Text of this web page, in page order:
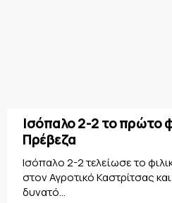
Ισόπαλο 2-2 το πρώτο
Πρέβεζα
Ισόπαλο 2-2 τελείωσε το
στον Αγροτικό Καστρίτσας
δυνατό...